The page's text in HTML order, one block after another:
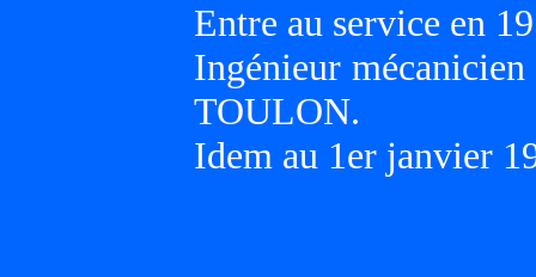
Entre au service en
Ingénieur
TOULON.
Idem au 1er janvier